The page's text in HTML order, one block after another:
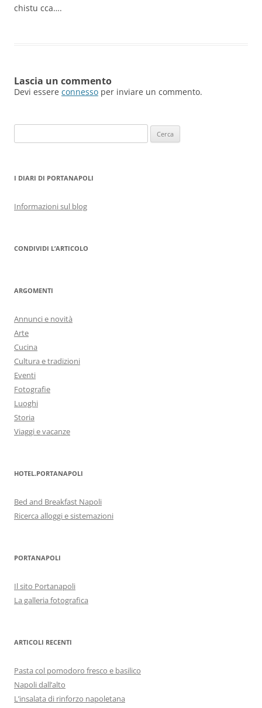
chistu cca….
Lascia un commento
Devi essere connesso per inviare un commento.
per:
I DIARI DI PORTANAPOLI
Informazioni sul blog
CONDIVIDI L’ARTICOLO
ARGOMENTI
Annunci e novità
Arte
Cucina
Cultura e tradizioni
Eventi
Fotografie
Luoghi
Storia
Viaggi e vacanze
HOTEL.PORTANAPOLI
Bed and Breakfast Napoli
Ricerca alloggi e sistemazioni
PORTANAPOLI
Il sito Portanapoli
La galleria fotografica
ARTICOLI RECENTI
Pasta col pomodoro fresco e basilico
Napoli dall’alto
L’insalata di rinforzo napoletana